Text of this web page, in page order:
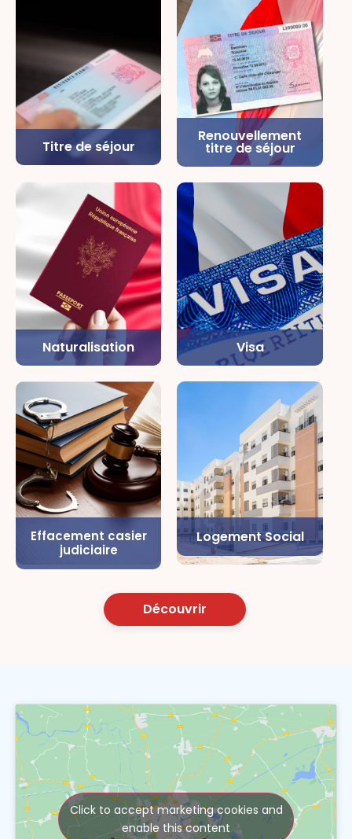
Titre de séjour
Renouvellement
titre de séjour
Naturalisation Visa
Effacement casier
judiciaire
Logement Social
Découvrir
Click to accept marketing cookies and
enable this content